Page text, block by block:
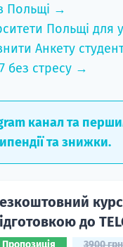
Польщі →
Польщі для
Анкету
без стресу →
канал та
та знижки.
курс
до
Пропозиція 3900